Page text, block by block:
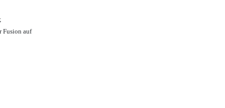
Fusion auf